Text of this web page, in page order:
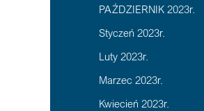
PAŹDZIERNIK 2023r.
Styczeń 2023r.
Luty 2023r.
Marzec 2023r.
Kwiecień 2023r.